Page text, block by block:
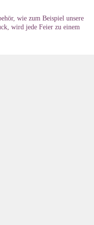
wie zum Beispiel unsere
wird jede Feier zu einem